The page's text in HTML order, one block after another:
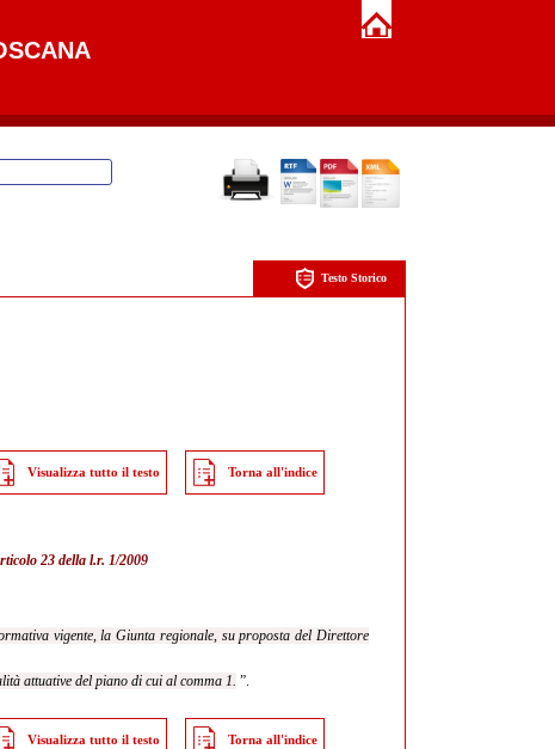
Testo Storico
Visualizza tutto il testo Torna all'indice
23 della l.r. 1/2009
vigente, la Giunta regionale, su proposta del Direttore
attuative del piano di cui al comma 1. ”.
Visualizza tutto il testo Torna all'indice